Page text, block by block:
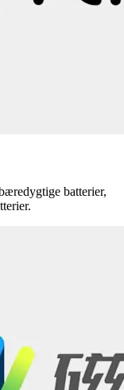
batterier,